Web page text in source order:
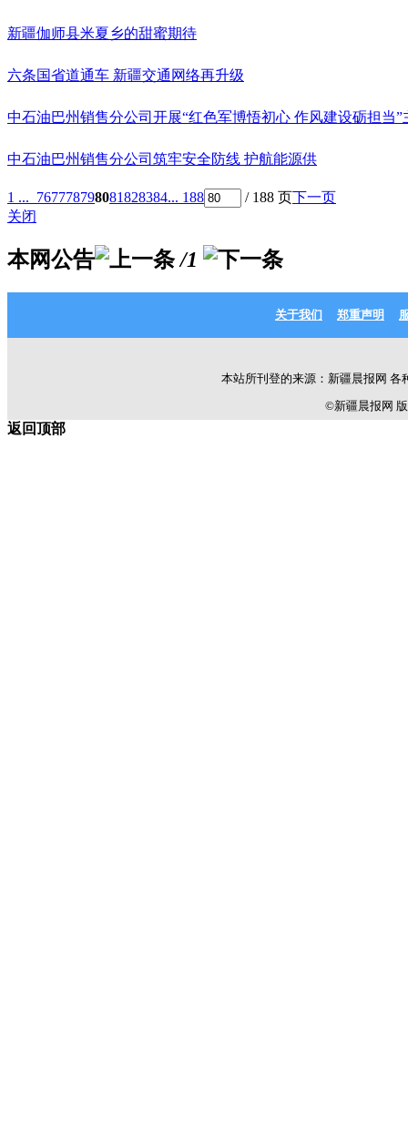
新疆伽师县米夏乡的甜蜜期待
六条国省道通车 新疆交通网络再升级
中石油巴州销售分公司开展“红色军博悟初心 作风建设砺担当”
中石油巴州销售分公司筑牢安全防线 护航能源供
1 ... 767778798081828384... 188 / 188 页下一页
关闭
本网公告 /1
关于我们 郑重声明
本站所刊登的来源：新疆晨报网
©新疆晨报网 版
返回顶部